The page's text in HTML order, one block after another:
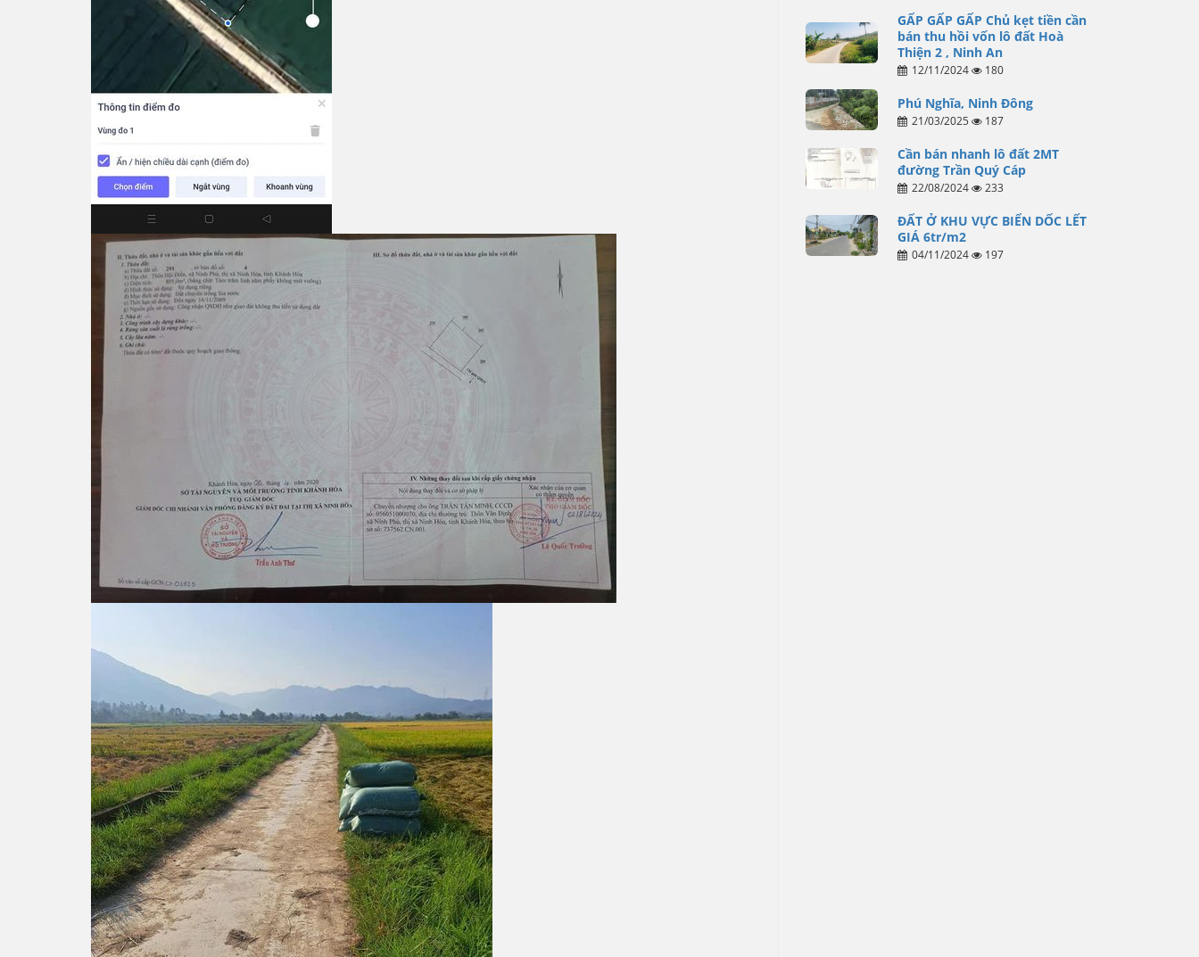
GẤP GẤP GẤP Chủ kẹt tiền cần
bán thu hồi vốn lô đất Hoà
Thiện 2 , Ninh An
12/11/2024 180
Phú Nghĩa, Ninh Đông
21/03/2025 187
Cần bán nhanh lô đất 2MT
đường Trần Quý Cáp
22/08/2024 233
ĐẤT Ở KHU VỰC BIỂN DỐC LẾT
GIÁ 6tr/m2
04/11/2024 197